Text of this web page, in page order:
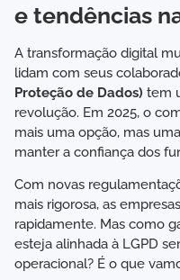
e tendências
A transformação digital
lidam com seus
Proteção de Dados) tem
revolução. Em 2025, o
mais uma opção, mas
manter a confiança dos
Com novas
mais rigorosa, as
rapidamente. Mas como
esteja alinhada à LGPD
operacional? É o que